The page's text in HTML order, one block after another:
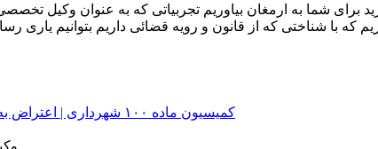
که با شناختی که از قانون و رویه قضائی داریم بتوانیم
کمیسیون ماده ۱۰۰ شهرداری | اعتراض به رای، جریمه و تخریب + وکیل دیوان عدالت اداری